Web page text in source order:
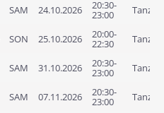
SAM 24.10.2026 20:30-
23:00
SON 25.10.2026 20:00-
22:30
SAM 31.10.2026 20:30-
23:00
SAM 07.11.2026 20:30-
23:00